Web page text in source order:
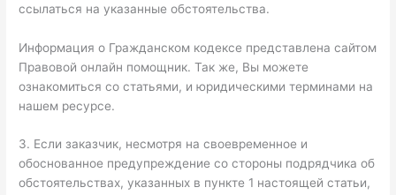
ссылаться на указанные обстоятельства.
Информация о Гражданском кодексе представлена сайтом
Правовой онлайн помощник. Так же, Вы можете
ознакомиться со статьями, и юридическими терминами на
нашем ресурсе.
3. Если заказчик, несмотря на своевременное и
обоснованное предупреждение со стороны подрядчика об
обстоятельствах, указанных в пункте 1 настоящей статьи,